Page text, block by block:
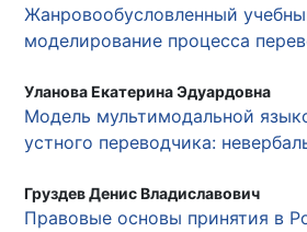
Жанровообусловленный
моделирование процесса
Уланова Екатерина Эдуардовна
Модель мультимодальной
устного переводчика:
Груздев Денис Владиславович
Правовые основы принятия в